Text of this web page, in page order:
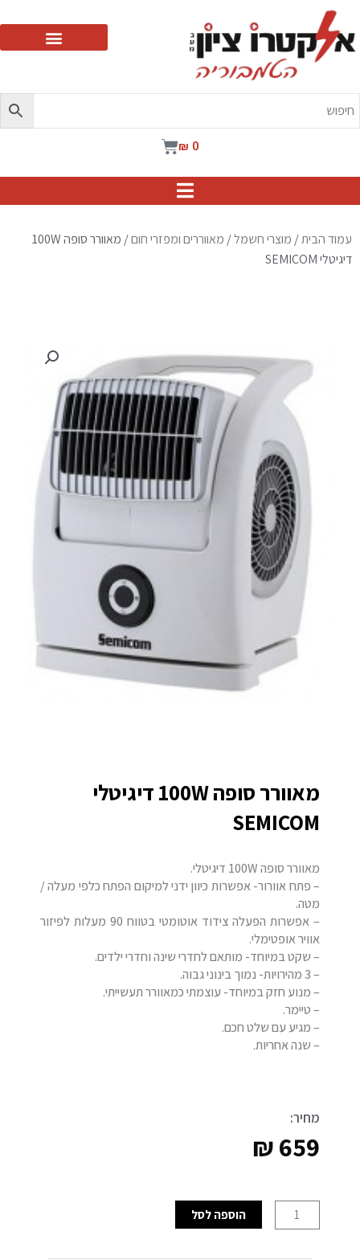
₪ 0
עגלת
עמוד הבית/ מוצרי חשמל/ מאווררים ומפזרי חום
/ מאוורר סופה 100W
דיגיטלי SEMICOM
מאוורר סופה 100W דיגיטלי
SEMICOM
מאוורר סופה 100W דיגיטלי.
– פתח אוורור- אפשרות כיוון ידני למיקום הפתח כלפי מעלה /
מטה.
– אפשרות הפעלה צידוד אוטומטי בטווח 90 מעלות לפיזור
אוויר אופטימלי.
– שקט במיוחד- מותאם לחדרי שינה וחדרי ילדים.
– 3 מהירויות- נמוך בינוני גבוה.
– מנוע חזק במיוחד- עוצמתי כמאוורר תעשייתי.
– טיימר.
– מגיע עם שלט חכם.
– שנה אחריות.
מחיר:
₪659
של
הוספה לסל